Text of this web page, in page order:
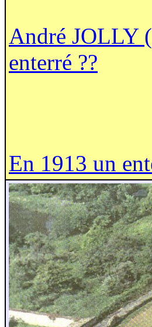
André JOLLY
enterré ??
En 1913 un